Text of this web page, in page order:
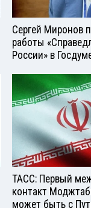
Сергей Миронов
работы
России» в
ТАСС: Первый
контакт
может быть с